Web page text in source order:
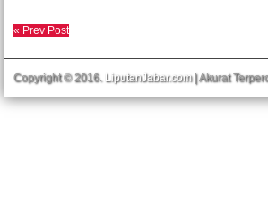
« Prev Post
Copyright © 2016. LiputanJabar.com| Akurat